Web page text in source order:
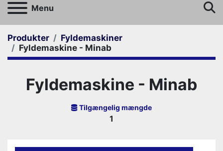
Menu
Produkter
Fyldemaskiner
Fyldemaskine - Minab
Fyldemaskine - Minab
Tilgængelig mængde
1